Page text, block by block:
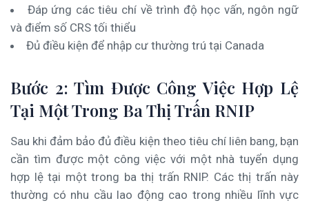
Đáp ứng các tiêu chí về trình độ học vấn, ngôn ngữ
và điểm số CRS tối thiểu
Đủ điều kiện để nhập cư thường trú tại Canada
Bước 2: Tìm Được Công Việc Hợp Lệ
Tại Một Trong Ba Thị Trấn RNIP
Sau khi đảm bảo đủ điều kiện theo tiêu chí liên bang, bạn
cần tìm được một công việc với một nhà tuyển dụng
hợp lệ tại một trong ba thị trấn RNIP. Các thị trấn này
thường có nhu cầu lao động cao trong nhiều lĩnh vực